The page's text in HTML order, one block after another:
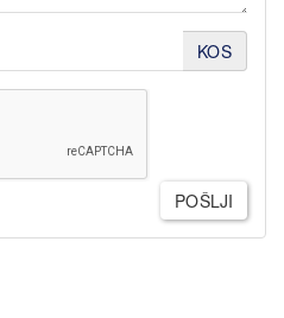
KOS
POŠLJI